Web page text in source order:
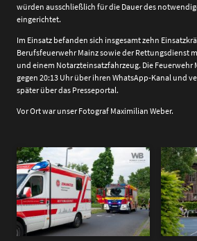
würden ausschließlich für die Dauer des
eingerichtet.
Im Einsatz befanden sich insgesamt zehn
Berufsfeuerwehr Mainz sowie der Rettungsdienst
und einem Notarzteinsatzfahrzeug. Die
gegen 20:13 Uhr über ihren WhatsApp-Kanal und
später über das Presseportal.
Vor Ort war unser Fotograf Maximilian Weber.